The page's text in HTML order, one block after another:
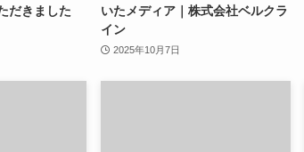
だきました
いたメディア｜株式会社ベルクラ
イン
2025年10月7日